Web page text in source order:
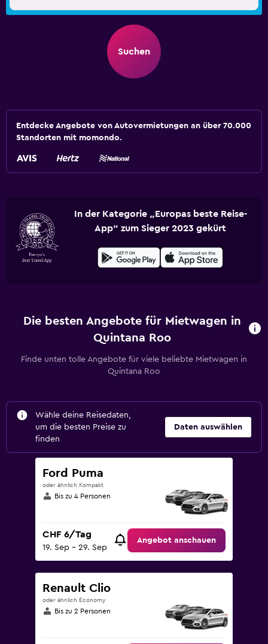
Suchen
Entdecke Angebote von Autovermietungen an über 70.000
Standorten mit momondo.
In der Kategorie „Europas beste Reise-
App“ zum Sieger 2023 gekürt
Die besten Angebote für Mietwagen in
Quintana Roo
Finde unten tolle Angebote für viele beliebte Mietwagen in
Quintana Roo
Wähle deine Reisedaten,
um die besten Preise zu
finden
Daten auswählen
Ford Puma
oder ähnlich Kompakt
Bis zu 4 Personen
CHF 6/Tag
19. Sep – 29. Sep
Angebot anschauen
Renault Clio
oder ähnlich Economy
Bis zu 2 Personen